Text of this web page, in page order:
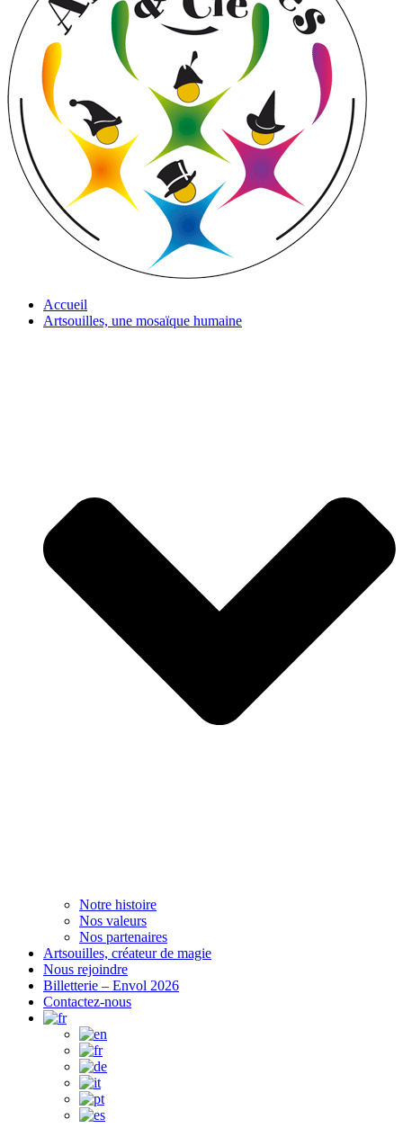
Accueil
Artsouilles, une mosaïque humaine
Notre histoire
Nos valeurs
Nos partenaires
Artsouilles, créateur de magie
Nous rejoindre
Billetterie – Envol 2026
Contactez-nous